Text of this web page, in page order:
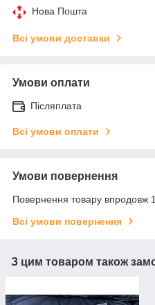
Нова Пошта
Всі умови доставки
Умови оплати
Післяплата
Всі умови оплати
Умови повернення
Повернення товару впродовж
Всі умови повернення
З цим товаром також